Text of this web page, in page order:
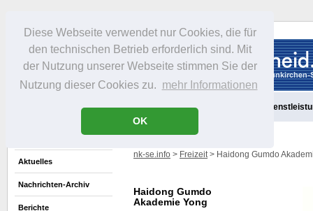
Diese Webseite verwendet nur Cookies, die für
den technischen Betrieb erforderlich sind. Mit
der Nutzung unserer Webseite stimmen Sie der
Nutzung dieser Cookies zu. mehr Informationen
OK
Portrait Freizeit Gastronomie
Aktuelles
Nachrichten-Archiv
Berichte
nk-se.info > Freizeit> Haidong Gumdo
Haidong Gumdo
Akademie Yong